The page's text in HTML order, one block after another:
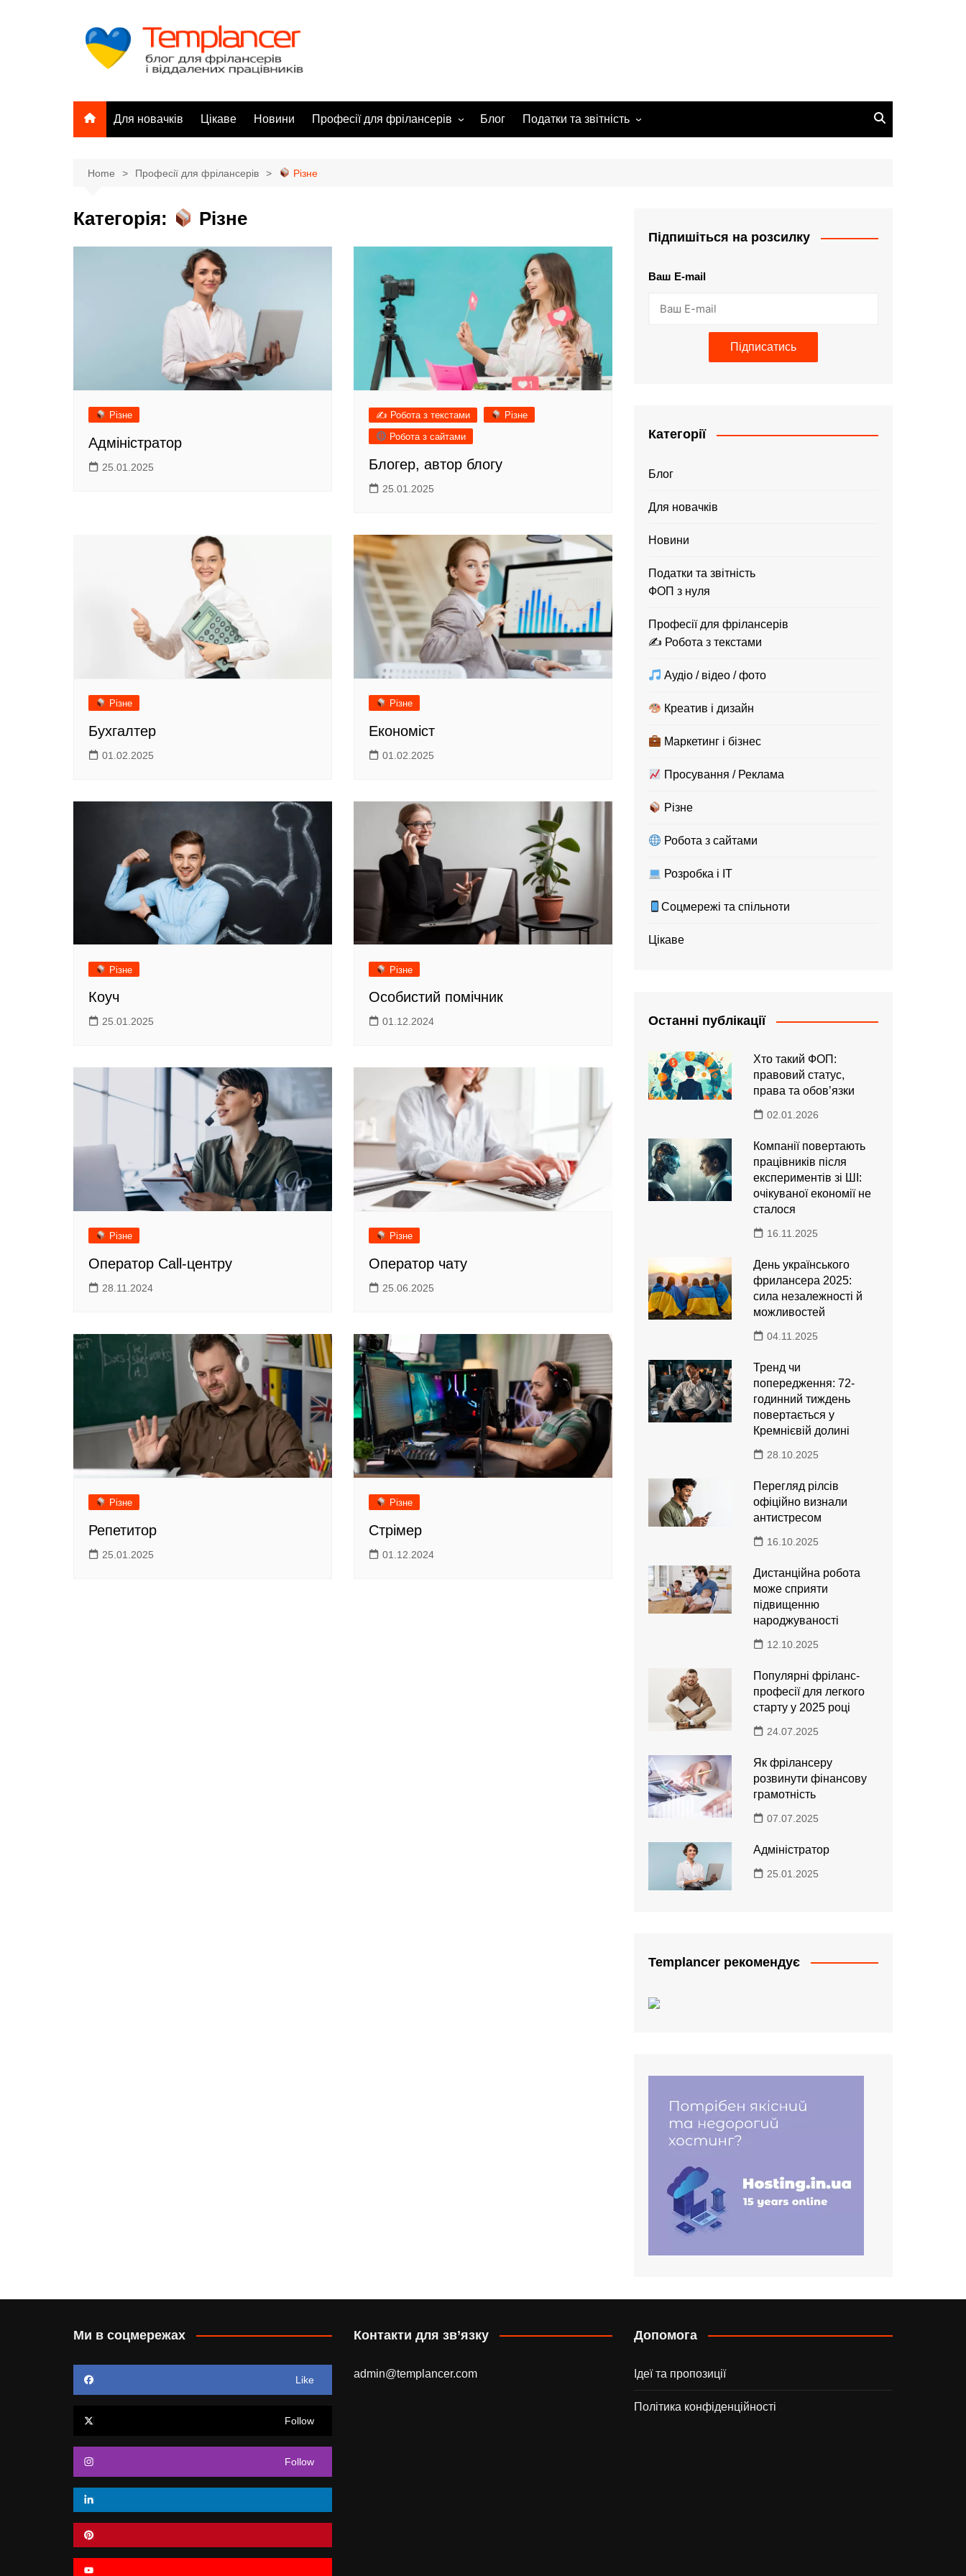
Для новачків Цікаве Новини Професії для фрілансерів
Соцмережі та спільноти
Аудіо / відео / фото
Блог Податки та звітність
Home Професії для фрілансерів Різне
Категорія: Різне
Різне
Адміністратор
25.01.2025
✍️ Робота з текстами
Різне
Робота з сайтами
Блогер, автор блогу
25.01.2025
Різне
Бухгалтер
01.02.2025
Різне
Економіст
01.02.2025
Різне
Коуч
25.01.2025
Різне
Особистий помічник
01.12.2024
Різне
Оператор Call-центру
28.11.2024
Різне
Оператор чату
25.06.2025
Різне
Репетитор
25.01.2025
Різне
Стрімер
01.12.2024
Підпишіться на розсилку
Ваш E-mail
Підписатись
Категорії
Блог
Для новачків
Новини
Податки та звітність
ФОП з нуля
Професії для фрілансерів
✍️ Робота з текстами
Аудіо / відео / фото
Креатив і дизайн
Маркетинг і бізнес
Просування / Реклама
Різне
Робота з сайтами
Розробка і IT
Соцмережі та спільноти
Цікаве
Останні публікації
Хто такий ФОП:
правовий статус,
права та обов’язки
02.01.2026
Компанії повертають
працівників після
експериментів зі ШІ:
очікуваної економії не
сталося
16.11.2025
День українського
фрилансера 2025:
сила незалежності й
можливостей
04.11.2025
Тренд чи
попередження: 72-
годинний тиждень
повертається у
Кремнієвій долині
28.10.2025
Перегляд рілсів
офіційно визнали
антистресом
16.10.2025
Дистанційна робота
може сприяти
підвищенню
народжуваності
12.10.2025
Популярні фріланс-
професії для легкого
старту у 2025 році
24.07.2025
Як фрілансеру
розвинути фінансову
грамотність
07.07.2025
Адміністратор
25.01.2025
Templancer рекомендує
Ми в соцмережах
Like
Follow
Follow
Контакти для зв’язку
admin@templancer.com
Допомога
Ідеї та пропозиції
Політика конфіденційності